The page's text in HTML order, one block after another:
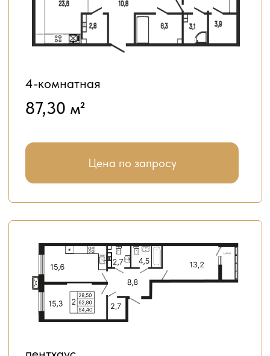
Широкий выбор квартир
Нажимая на кнопку «Узнать подробнее», вы даете
согласие на обработку персональных данных
Семейная ипотека
Сопроводим на всех этапах покупки
квартиры